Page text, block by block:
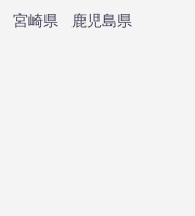
宮崎県
鹿児島県